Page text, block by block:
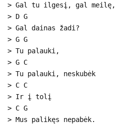
> Gal tu ilgesį, gal meilę,
> D G
> Gal dainas žadi?
> G G
> Tu palauki,
> G C
> Tu palauki, neskubėk
> C C
> Ir į tolį
> C G
> Mus palikęs nepabėk.